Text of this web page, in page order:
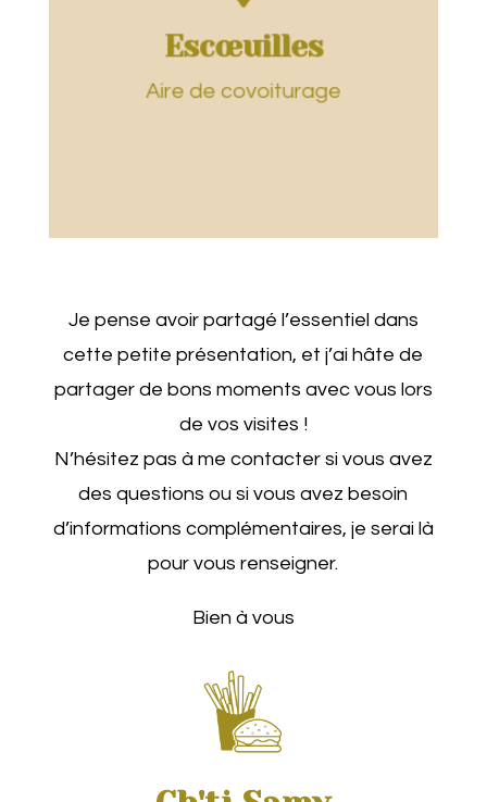
Escœuilles
Aire de covoiturage
Escœuilles
Lun. au Ven.
11h30 - 14h00
Je pense avoir partagé l’essentiel dans
cette petite présentation, et j’ai hâte de
partager de bons moments avec vous lors
de vos visites !
N’hésitez pas à me contacter si vous avez
des questions ou si vous avez besoin
d’informations complémentaires, je serai là
pour vous renseigner.
Bien à vous